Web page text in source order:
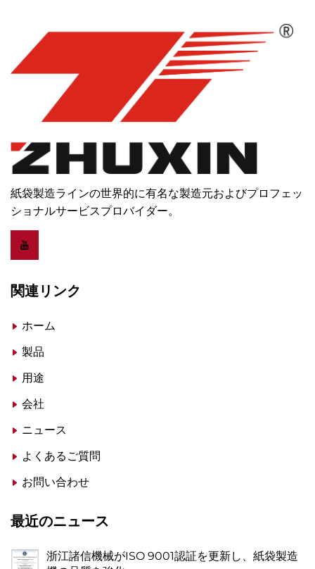
紙袋製造ラインの世界的に有名な製造元およびプロフェッ
ショナルサービスプロバイダー。
関連リンク
ホーム
製品
用途
会社
ニュース
よくあるご質問
お問い合わせ
最近のニュース
浙江諸信機械がISO 9001認証を更新し、紙袋製造